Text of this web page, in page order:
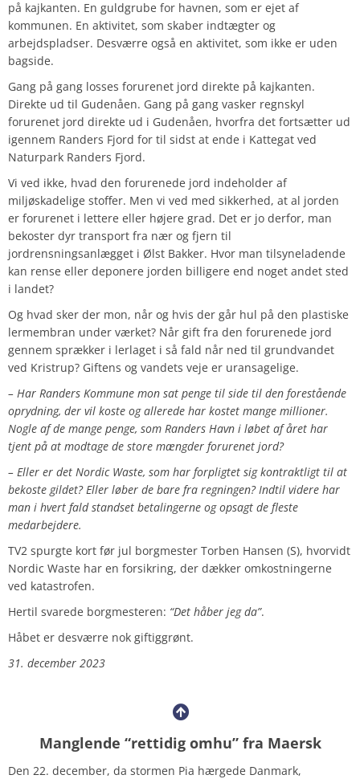
på kajkanten. En guldgrube for havnen, som er ejet af
kommunen. En aktivitet, som skaber indtægter og
arbejdspladser. Desværre også en aktivitet, som ikke er uden
bagside.
Gang på gang losses forurenet jord direkte på kajkanten.
Direkte ud til Gudenåen. Gang på gang vasker regnskyl
forurenet jord direkte ud i Gudenåen, hvorfra det fortsætter ud
igennem Randers Fjord for til sidst at ende i Kattegat ved
Naturpark Randers Fjord.
Vi ved ikke, hvad den forurenede jord indeholder af
miljøskadelige stoffer. Men vi ved med sikkerhed, at al jorden
er forurenet i lettere eller højere grad. Det er jo derfor, man
bekoster dyr transport fra nær og fjern til
jordrensningsanlægget i Ølst Bakker. Hvor man tilsyneladende
kan rense eller deponere jorden billigere end noget andet sted
i landet?
Og hvad sker der mon, når og hvis der går hul på den plastiske
lermembran under værket? Når gift fra den forurenede jord
gennem sprækker i lerlaget i så fald når ned til grundvandet
ved Kristrup? Giftens og vandets veje er uransagelige.
– Har Randers Kommune mon sat penge til side til den forestående
oprydning, der vil koste og allerede har kostet mange millioner.
Nogle af de mange penge, som Randers Havn i løbet af året har
tjent på at modtage de store mængder forurenet jord?
– Eller er det Nordic Waste, som har forpligtet sig kontraktligt til at
bekoste gildet? Eller løber de bare fra regningen? Indtil videre har
man i hvert fald standset betalingerne og opsagt de fleste
medarbejdere.
TV2 spurgte kort før jul borgmester Torben Hansen (S), hvorvidt
Nordic Waste har en forsikring, der dækker omkostningerne
ved katastrofen.
Hertil svarede borgmesteren: “Det håber jeg da”.
Håbet er desværre nok giftiggrønt.
31. december 2023
Manglende “rettidig omhu” fra Maersk
Den 22. december, da stormen Pia hærgede Danmark,